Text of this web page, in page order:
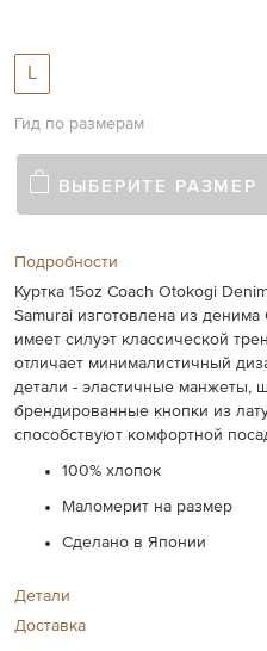
L
Гид по размерам
ВЫБЕРИТЕ РАЗМЕР
Подробности
Куртка 15oz Coach Otokogi
Samurai изготовлена из
имеет силуэт классической
отличает минималистичный
детали - эластичные манжеты,
брендированные кнопки из
способствуют комфортной
100% хлопок
Маломерит на размер
Сделано в Японии
Детали
Доставка